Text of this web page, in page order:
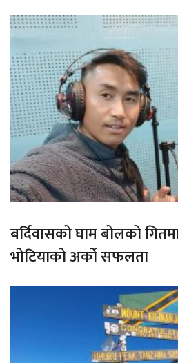
बर्दिवासको घाम बोलको
भोटियाको अर्को सफलता